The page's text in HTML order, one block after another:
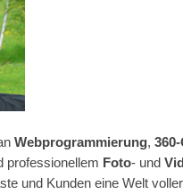
Webprogrammierung,
professionellem Foto- und
und Kunden eine Welt voller